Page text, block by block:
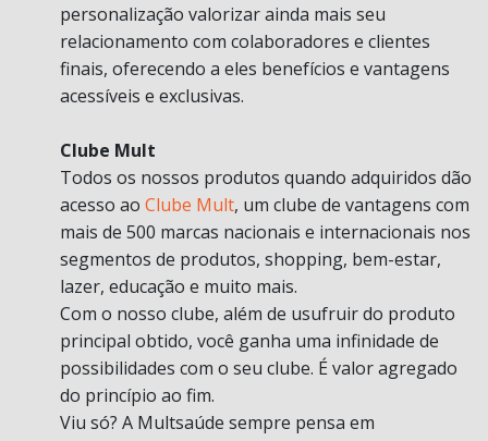
personalização valorizar ainda mais seu
relacionamento com colaboradores e clientes
finais, oferecendo a eles benefícios e vantagens
acessíveis e exclusivas.
Clube Mult
Todos os nossos produtos quando adquiridos dão
acesso ao Clube Mult, um clube de vantagens com
mais de 500 marcas nacionais e internacionais nos
segmentos de produtos, shopping, bem-estar,
lazer, educação e muito mais.
Com o nosso clube, além de usufruir do produto
principal obtido, você ganha uma infinidade de
possibilidades com o seu clube. É valor agregado
do princípio ao fim.
Viu só? A Multsaúde sempre pensa em